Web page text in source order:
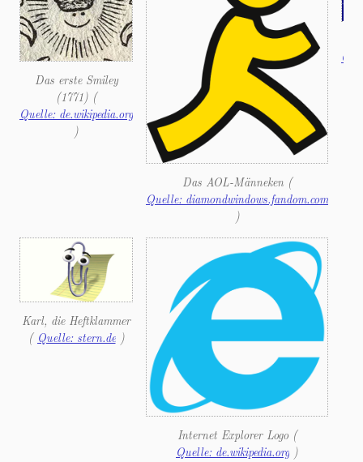
Das erste Smiley
(1771) (
Quelle: de.wikipedia.org
)
Das AOL-Männeken (
Quelle: diamondwindows.fandom.com
)
Karl, die Heftklammer
( Quelle: stern.de)
Internet Explorer Logo (
Quelle: de.wikipedia.org )